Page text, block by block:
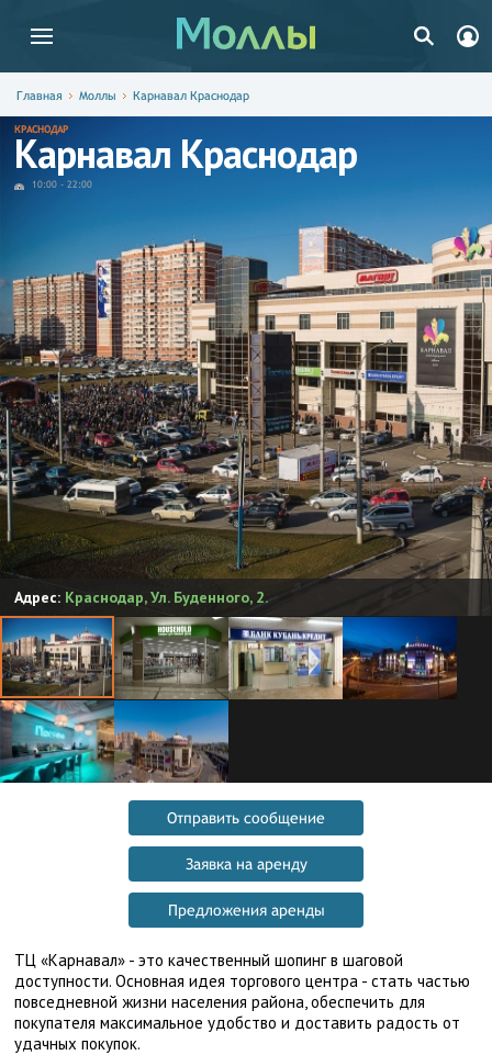
Главная Моллы Карнавал Краснодар
КРАСНОДАР
Карнавал Краснодар
10:00 - 22:00
Адрес: Краснодар,Ул. Буденного, 2.
Отправить сообщение
Заявка на аренду
Предложения аренды
ТЦ «Карнавал» - это качественный шопинг в шаговой
доступности. Основная идея торгового центра - стать частью
повседневной жизни населения района, обеспечить для
покупателя максимальное удобство и доставить радость от
удачных покупок.